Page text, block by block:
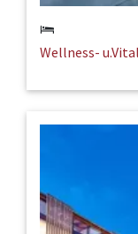
Wellness-